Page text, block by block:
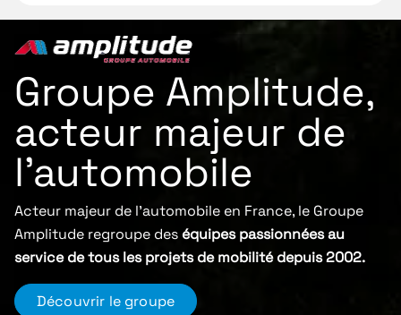
Groupe Amplitude,
acteur majeur de
l'automobile
Acteur majeur de l'automobile en France, le Groupe
Amplitude regroupe des équipes passionnées au
service de tous les projets de mobilité depuis 2002.
Découvrir le groupe